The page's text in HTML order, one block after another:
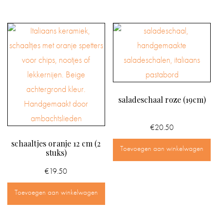
schaaltjes oranje 12 cm (2
stuks)
€19.50
Toevoegen aan winkelwagen
saladeschaal roze (19cm)
€20.50
Toevoegen aan winkelwagen